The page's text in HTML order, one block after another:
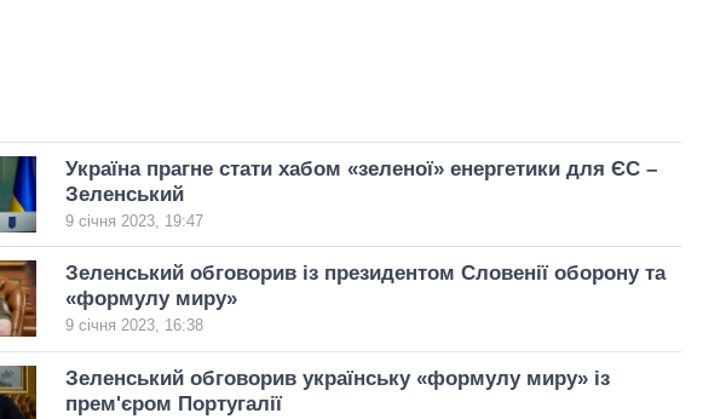
Україна прагне стати хабом «зеленої» енергетики для ЄС –
Зеленський
9 січня 2023, 19:47
Зеленський обговорив із президентом Словенії оборону та
«формулу миру»
9 січня 2023, 16:38
Зеленський обговорив українську «формулу миру» із
прем'єром Португалії